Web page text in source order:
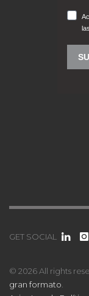
GET SOCIAL
© 2026 All rights
gran formato